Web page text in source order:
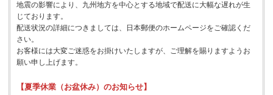
地震の影響により、九州地方を中心とする地域で配送に大幅な遅れが生
じております。
配送状況の詳細につきましては、日本郵便のホームページをご確認くだ
さい。
お客様には大変ご迷惑をお掛けいたしますが、ご理解を賜りますようお
願い申し上げます。
【夏季休業（お盆休み）のお知らせ】